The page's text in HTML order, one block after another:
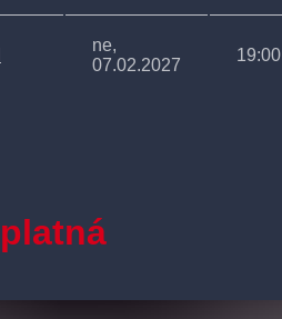
ne,
07.02.2027
19:00
25.04.2027
06.06.2027